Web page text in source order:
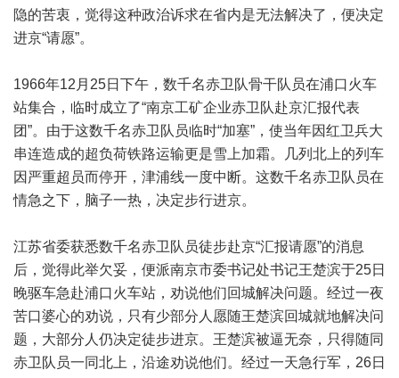
隐的苦衷，觉得这种政治诉求在省内是无法解决了，便决定
进京“请愿”。
1966年12月25日下午，数千名赤卫队骨干队员在浦口火车
站集合，临时成立了“南京工矿企业赤卫队赴京汇报代表
团”。由于这数千名赤卫队员临时“加塞”，使当年因红卫兵大
串连造成的超负荷铁路运输更是雪上加霜。几列北上的列车
因严重超员而停开，津浦线一度中断。这数千名赤卫队员在
情急之下，脑子一热，决定步行进京。
江苏省委获悉数千名赤卫队员徒步赴京“汇报请愿”的消息
后，觉得此举欠妥，便派南京市委书记处书记王楚滨于25日
晚驱车急赴浦口火车站，劝说他们回城解决问题。经过一夜
苦口婆心的劝说，只有少部分人愿随王楚滨回城就地解决问
题，大部分人仍决定徒步进京。王楚滨被逼无奈，只得随同
赤卫队员一同北上，沿途劝说他们。经过一天急行军，26日